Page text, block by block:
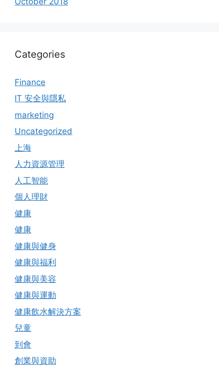
Categories
Finance
IT 安全與隱私
marketing
Uncategorized
上海
人力資源管理
人工智能
個人理財
健康
健康
健康與健身
健康與福利
健康與美容
健康與運動
健康飲水解決方案
兒童
到會
創業與資助